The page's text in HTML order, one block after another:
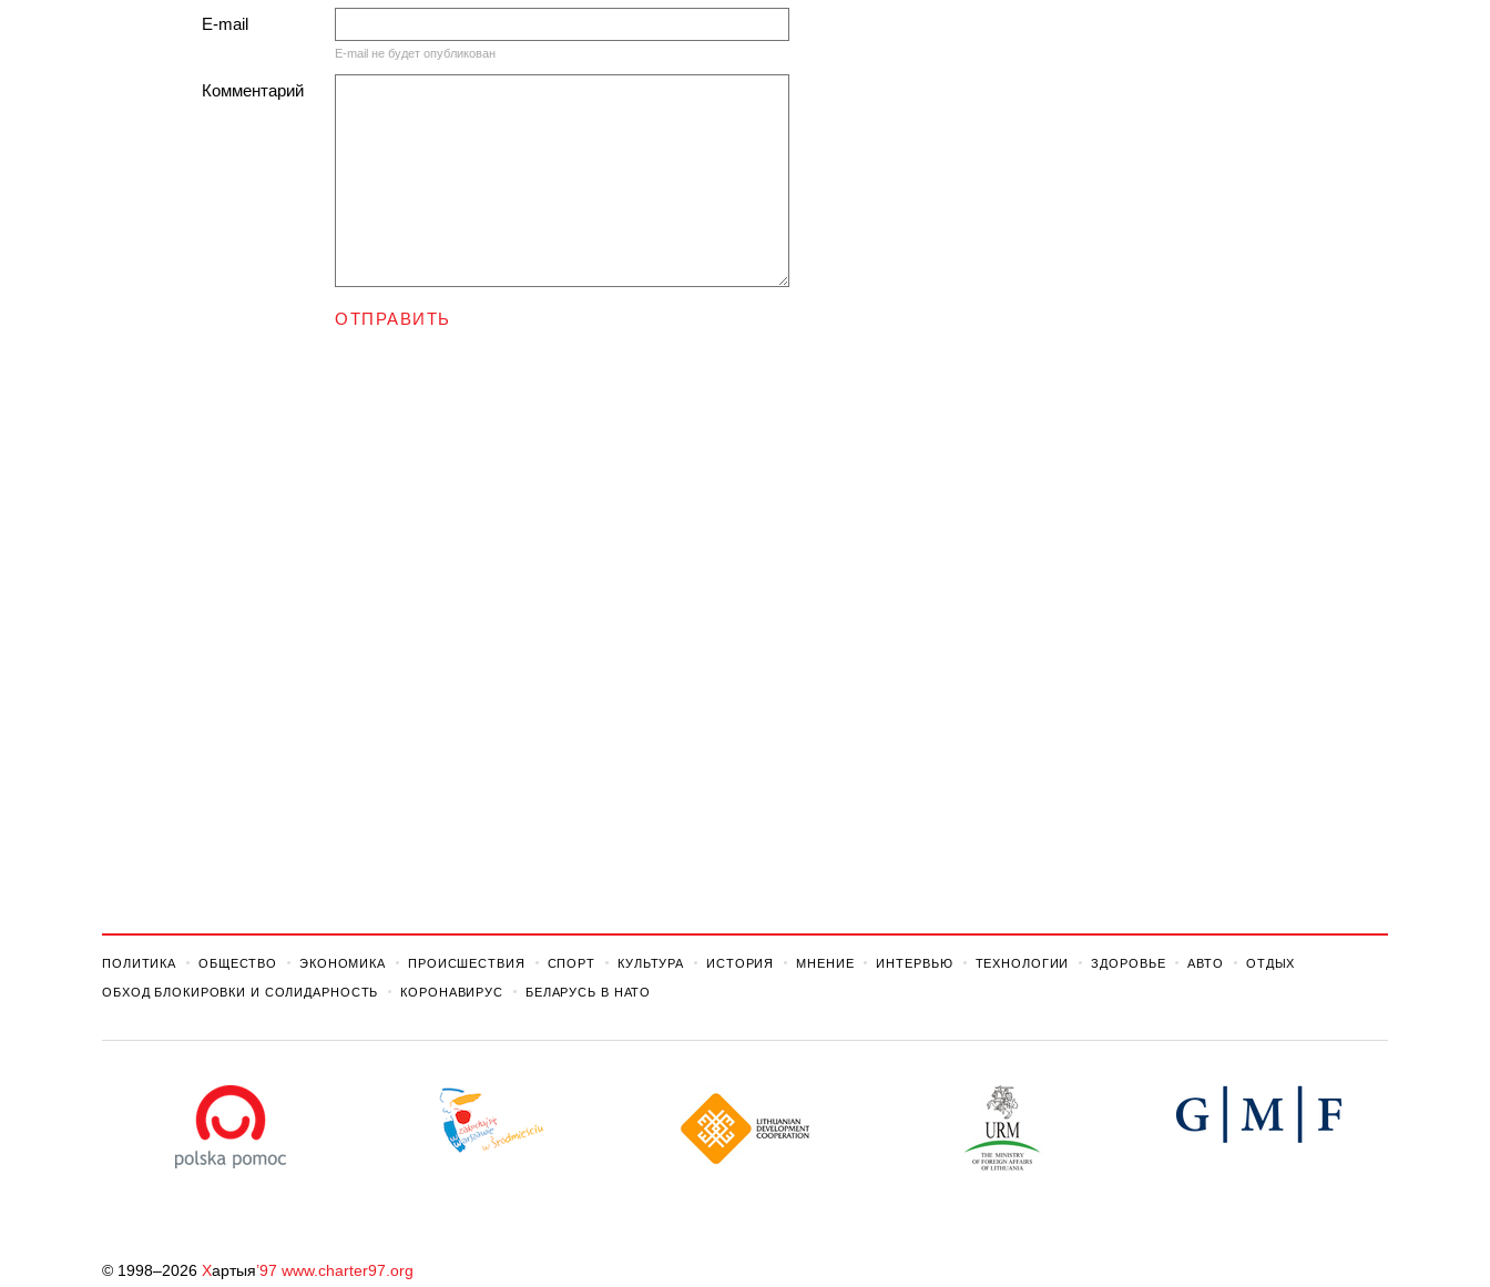
E-mail
E-mail не будет опубликован
Комментарий
ОТПРАВИТЬ
ПОЛИТИКА ОБЩЕСТВО ЭКОНОМИКА ПРОИСШЕСТВИЯ СПОРТ КУЛЬТУРА ИСТОРИЯ МНЕНИЕ ИНТЕРВЬЮ ТЕХНОЛОГИИ ЗДОРОВЬЕ АВТО ОТДЫХ
ОБХОД БЛОКИРОВКИ И СОЛИДАРНОСТЬ КОРОНАВИРУС БЕЛАРУСЬ В НАТО
© 1998–2026 Хартыя’97 www.charter97.org